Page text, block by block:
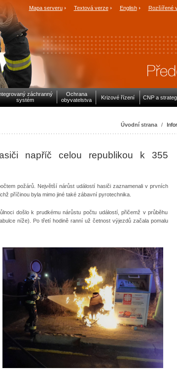
Mapa serveru Textová verze English Rozšířené
záchranný
systém
Ochrana
obyvatelstva
Krizové řízení CNP a
Úvodní strana /
napříč celou republikou k 355
požárů. Největší nárůst událostí hasiči zaznamenali v prvních
příčinou byla mimo jiné také zábavní pyrotechnika.
došlo k prudkému nárůstu počtu událostí, přičemž v průběhu
níže). Po třetí hodině ranní už četnost výjezdů začala pomalu